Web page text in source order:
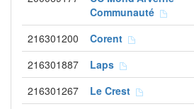
Communauté
216301200 Corent
216301887 Laps
216301267 Le Crest